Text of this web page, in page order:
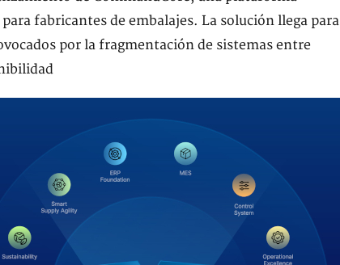
fabricantes de embalajes. La solución llega para
por la fragmentación de sistemas entre